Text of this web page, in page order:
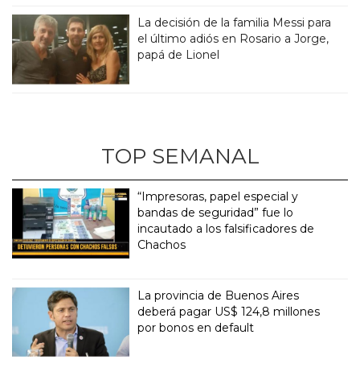
La decisión de la familia Messi para
el último adiós en Rosario a Jorge,
papá de Lionel
TOP SEMANAL
“Impresoras, papel especial y
bandas de seguridad” fue lo
incautado a los falsificadores de
Chachos
La provincia de Buenos Aires
deberá pagar US$ 124,8 millones
por bonos en default